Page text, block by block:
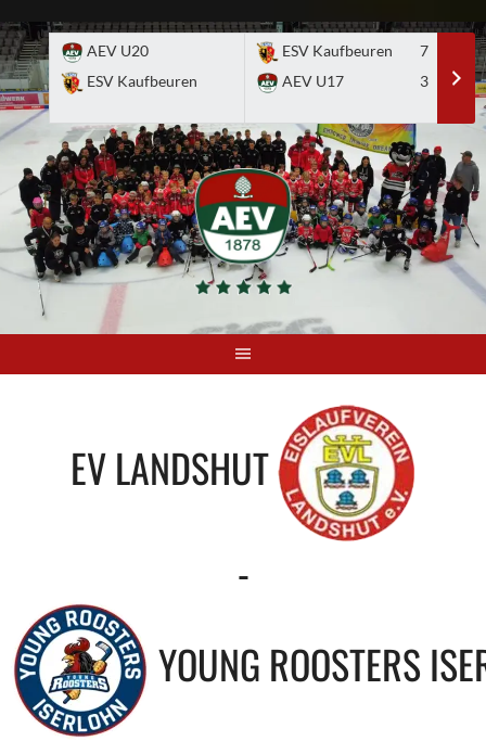
to
content
AEV U20
ESV Kaufbeuren
ESV Kaufbeuren
7
AEV U17
3
EV LANDSHUT
-
YOUNG ROOSTERS